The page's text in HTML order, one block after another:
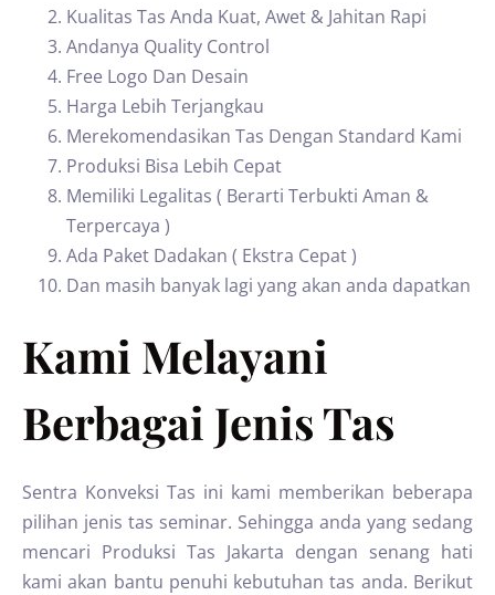
Kualitas Tas Anda Kuat, Awet & Jahitan Rapi
Andanya Quality Control
Free Logo Dan Desain
Harga Lebih Terjangkau
Merekomendasikan Tas Dengan Standard Kami
Produksi Bisa Lebih Cepat
Memiliki Legalitas ( Berarti Terbukti Aman &
Terpercaya )
Ada Paket Dadakan ( Ekstra Cepat )
Dan masih banyak lagi yang akan anda dapatkan
Kami Melayani
Berbagai Jenis Tas
Sentra Konveksi Tas ini kami memberikan beberapa
pilihan jenis tas seminar. Sehingga anda yang sedang
mencari Produksi Tas Jakarta dengan senang hati
kami akan bantu penuhi kebutuhan tas anda. Berikut